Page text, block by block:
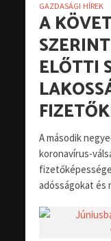
GAZDASÁGI HÍREK
A
ELŐTTI
A második
koronavírus-
adósságokat és